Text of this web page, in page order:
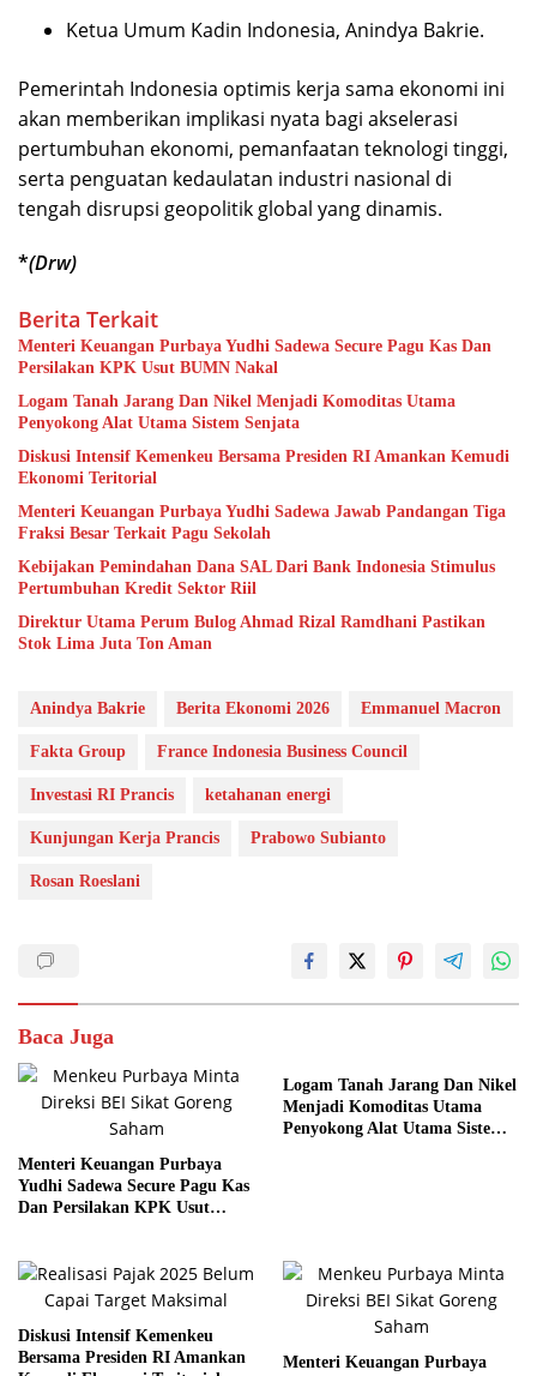
Ketua Umum Kadin Indonesia, Anindya Bakrie.
Pemerintah Indonesia optimis kerja sama ekonomi ini
akan memberikan implikasi nyata bagi akselerasi
pertumbuhan ekonomi, pemanfaatan teknologi tinggi,
serta penguatan kedaulatan industri nasional di
tengah disrupsi geopolitik global yang dinamis.
*(Drw)
Berita Terkait
Menteri Keuangan Purbaya Yudhi Sadewa Secure Pagu Kas Dan
Persilakan KPK Usut BUMN Nakal
Logam Tanah Jarang Dan Nikel Menjadi Komoditas Utama
Penyokong Alat Utama Sistem Senjata
Diskusi Intensif Kemenkeu Bersama Presiden RI Amankan Kemudi
Ekonomi Teritorial
Menteri Keuangan Purbaya Yudhi Sadewa Jawab Pandangan Tiga
Fraksi Besar Terkait Pagu Sekolah
Kebijakan Pemindahan Dana SAL Dari Bank Indonesia Stimulus
Pertumbuhan Kredit Sektor Riil
Direktur Utama Perum Bulog Ahmad Rizal Ramdhani Pastikan
Stok Lima Juta Ton Aman
Anindya Bakrie Berita Ekonomi 2026 Emmanuel Macron
Fakta Group France Indonesia Business Council
Investasi RI Prancis ketahanan energi
Kunjungan Kerja Prancis Prabowo Subianto
Rosan Roeslani
Baca Juga
Menteri Keuangan Purbaya
Yudhi Sadewa Secure Pagu Kas
Dan Persilakan KPK Usut
Logam Tanah Jarang Dan Nikel
Menjadi Komoditas Utama
Penyokong Alat Utama Sistem
Diskusi Intensif Kemenkeu
Bersama Presiden RI Amankan
Menteri Keuangan Purbaya